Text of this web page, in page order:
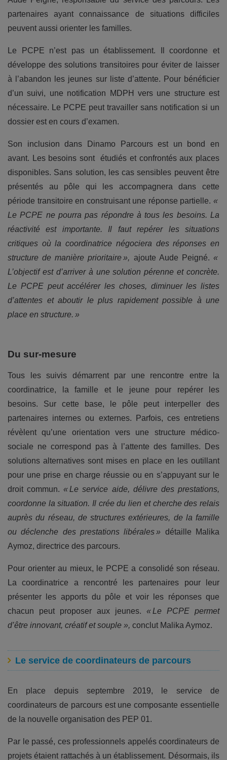
partenaires ayant connaissance de situations difficiles
peuvent aussi orienter les familles.
Le PCPE n’est pas un établissement. Il coordonne et
développe des solutions transitoires pour éviter de laisser
à l’abandon les jeunes sur liste d’attente. Pour bénéficier
d’un suivi, une notification MDPH vers une structure est
nécessaire. Le PCPE peut travailler sans notification si un
dossier est en cours d’examen.
Son inclusion dans Dinamo Parcours est un bond en
avant. Les besoins sont étudiés et confrontés aux places
disponibles. Sans solution, les cas sensibles peuvent être
présentés au pôle qui les accompagnera dans cette
période transitoire en construisant une réponse partielle. «
Le PCPE ne pourra pas répondre à tous les besoins. La
réactivité est importante. Il faut repérer les situations
critiques où la coordinatrice négociera des réponses en
structure de manière prioritaire », ajoute Aude Peigné.«
L’objectif est d’arriver à une solution pérenne et concrète.
Le PCPE peut accélérer les choses, diminuer les listes
d’attentes et aboutir le plus rapidement possible à une
place en structure. »
Du sur-mesure
Tous les suivis démarrent par une rencontre entre la
coordinatrice, la famille et le jeune pour repérer les
besoins. Sur cette base, le pôle peut interpeller des
partenaires internes ou externes. Parfois, ces entretiens
révèlent qu’une orientation vers une structure médico-
sociale ne correspond pas à l’attente des familles. Des
solutions alternatives sont mises en place en les outillant
pour une prise en charge réussie ou en s’appuyant sur le
droit commun.« Le service aide, délivre des prestations,
coordonne la situation. Il crée du lien et cherche des relais
auprès du réseau, de structures extérieures, de la famille
ou déclenche des prestations libérales » détaille Malika
Aymoz, directrice des parcours.
Pour orienter au mieux, le PCPE a consolidé son réseau.
La coordinatrice a rencontré les partenaires pour leur
présenter les apports du pôle et voir les réponses que
chacun peut proposer aux jeunes. « Le PCPE permet
d’être innovant, créatif et souple », conclut Malika Aymoz.
Le service de coordinateurs de parcours
En place depuis septembre 2019, le service de
coordinateurs de parcours est une composante essentielle
de la nouvelle organisation des PEP 01.
Par le passé, ces professionnels appelés coordinateurs de
projets étaient rattachés à un établissement. Désormais, ils